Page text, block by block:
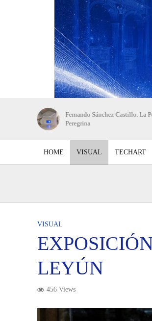
Fernando Sánchez Castillo. La
Peregrina
HOME VISUAL TECHART
VISUAL
LEYÚN
456 Views